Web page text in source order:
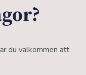
du välkommen att